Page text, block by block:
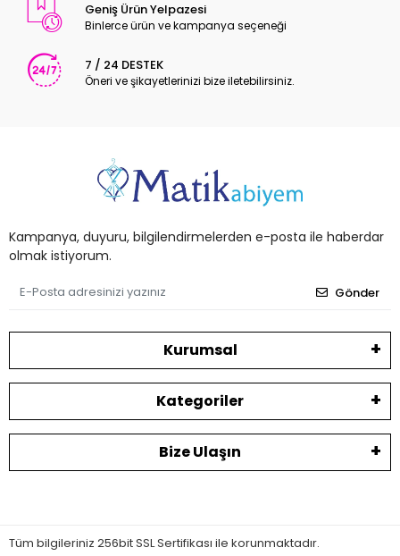
Geniş Ürün Yelpazesi
Binlerce ürün ve kampanya seçeneği
7 / 24 DESTEK
Öneri ve şikayetlerinizi bize iletebilirsiniz.
Kampanya, duyuru, bilgilendirmelerden e-posta ile haberdar
olmak istiyorum.
Gönder
Kurumsal
Kategoriler
Bize Ulaşın
Tüm bilgileriniz 256bit SSL Sertifikası ile korunmaktadır.